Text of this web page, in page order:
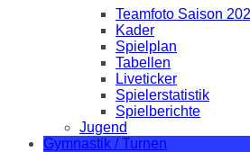
Teamfoto Saison
Kader
Spielplan
Tabellen
Liveticker
Spielerstatistik
Spielberichte
Jugend
Gymnastik / Turnen